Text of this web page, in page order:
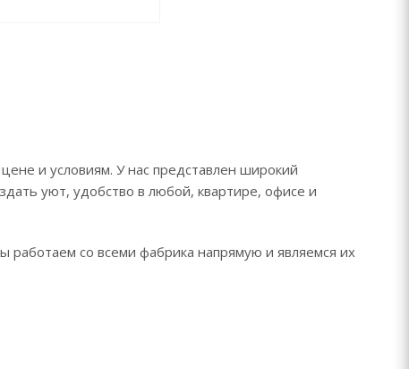
и условиям. У нас представлен широкий
уют, удобство в любой, квартире, офисе и
работаем со всеми фабрика напрямую и являемся их